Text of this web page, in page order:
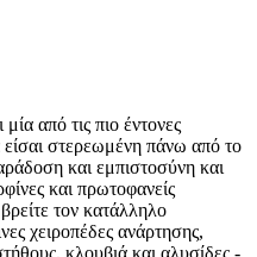
από τις πιο έντονες
στερεωμένη πάνω από το
και εμπιστοσύνη και
και πρωτοφανείς
τον κατάλληλο
χειροπέδες ανάρτησης,
κλουβιά και αλυσίδες -